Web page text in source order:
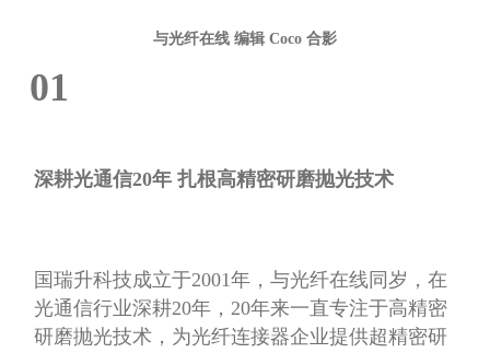
与光纤在线 编辑 Coco 合影
01
深耕光通信20年 扎根高精密研磨抛光技术
国瑞升科技成立于2001年，与光纤在线同岁，在
光通信行业深耕20年，20年来一直专注于高精密
研磨抛光技术，为光纤连接器企业提供超精密研